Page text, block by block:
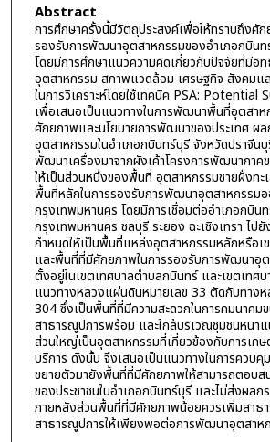
Abstract
การศึกษาครั้งนี้มีวัตถุประสงค์เพื่อให้ทราบถึงศั
รองรับการพัฒนาอุตสาหกรรมของอำเภอกบินท
โดยมีการศึกษาแนวความคิดเกี่ยวกับปัจจัยที่มี
อุตสาหกรรม สภาพแวดล้อม เศรษฐกิจ สังคมแ
ในการวิเคราะห์โดยใช้เทคนิค PSA: Potential
เพื่อเสนอเป็นแนวทางในการพัฒนาพื้นที่อุตสา
ศักยภาพและนโยบายการพัฒนาของประเทศ ผ
อุตสาหกรรมในอำเภอกบินทร์บุรี จังหวัดปราจีน
พัฒนาเครื่องมาจากผังเค้าโครงการพัฒนาภาค
ให้เป็นส่วนหนึ่งของพื้นที่ อุตสาหกรรมชายฝั่งทะ
พื้นที่หลักในการรองรับการพัฒนาอุตสาหกรรมอ
กรุงเทพมหานคร โดยมีการเชื่อมต่ออำเภอกบินท
กรุงเทพมหานคร ชลบุรี ระยอง ฉะเชิงเทรา ไป
กำหนดให้เป็นพื้นที่แหล่งอุตสาหกรรมหลักหรือ
และพื้นที่ที่มีศักยภาพในการรองรับการพัฒนาอุ
ตั้งอยู่ในเขตเทศบาลตำบลกบินทร์ และเขตเทศ
แนวทางหลวงแผ่นดินหมายเลข 33 ตัดกับทาง
304 ซึ่งเป็นพื้นที่ที่มีความสะดวกในการคมนาค
สาธารณูปการพร้อม และใกล้บริเวณชุมชนหนา
ส่วนใหญ่เป็นอุตสาหกรรมที่เกี่ยวข้องกับการเก
บริการ ดังนั้น จึงเสนอเป็นแนวทางในการควบคุ
ขยายตัวมายังพื้นที่ที่มีศักยภาพให้สามารถตอบส
ของประชาชนในอำเภอกบินทร์บุรี และไม่ส่งผล
ภายหลังส่วนพื้นที่ที่มีศักยภาพน้อยควรเพิ่มสาธ
สาธารณูปการให้เพียงพอต่อการพัฒนาอุตสาห